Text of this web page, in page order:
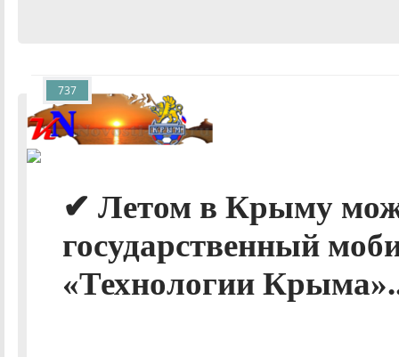
✔ Летом в Крыму
государственный
«Технологии
737